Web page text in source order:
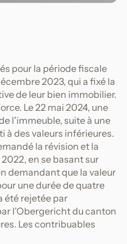
pour la période fiscale
2023, qui a fixé la
de leur bien immobilier.
Le 22 mai 2024, une
l'immeuble, suite à une
à des valeurs inférieures.
la révision et la
en se basant sur
demandant que la valeur
une durée de quatre
été rejetée par
l'Obergericht du canton
Les contribuables